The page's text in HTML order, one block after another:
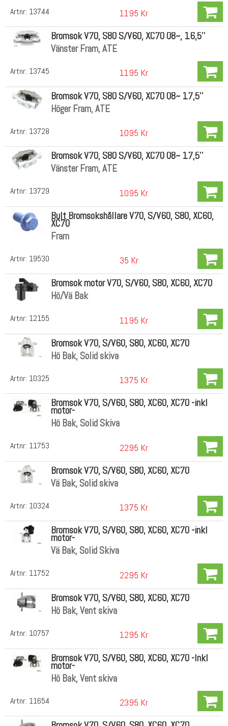
Artnr: 13744 1195 Kr
Artnr: 13745
Bromsok V70, S80 S/V60, XC70 08~, 16,5''
Vänster Fram, ATE
1195 Kr
Artnr: 13728
Bromsok V70, S80 S/V60, XC70 08~ 17,5''
Höger Fram, ATE
1095 Kr
Artnr: 13729
Bromsok V70, S80 S/V60, XC70 08~ 17,5''
Vänster Fram, ATE
1095 Kr
Artnr: 19530
Bult Bromsokshållare V70, S/V60, S80, XC60,
XC70
Fram
35 Kr
Artnr: 12155
Bromsok motor V70, S/V60, S80, XC60, XC70
Hö/Vä Bak
1195 Kr
Artnr: 10325
Bromsok V70, S/V60, S80, XC60, XC70
Hö Bak, Solid skiva
1375 Kr
Artnr: 11753
Bromsok V70, S/V60, S80, XC60, XC70 -inkl
motor-
Hö Bak, Solid Skiva
2295 Kr
Artnr: 10324
Bromsok V70, S/V60, S80, XC60, XC70
Vä Bak, Solid skiva
1375 Kr
Artnr: 11752
Bromsok V70, S/V60, S80, XC60, XC70 -inkl
motor-
Vä Bak, Solid Skiva
2295 Kr
Artnr: 10757
Bromsok V70, S/V60, S80, XC60, XC70
Hö Bak, Vent skiva
1295 Kr
Artnr: 11654
Bromsok V70, S/V60, S80, XC60, XC70 -Inkl
motor-
Hö Bak, Vent skiva
2395 Kr